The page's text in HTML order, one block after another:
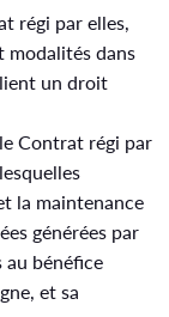
régi par elles,
modalités dans
un droit
Contrat régi par
la maintenance
générées par
au bénéfice
et sa